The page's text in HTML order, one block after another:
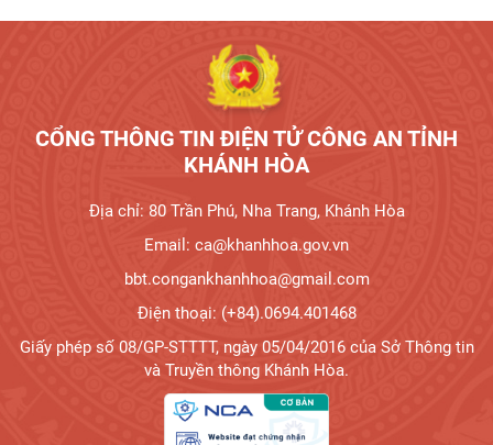
CỔNG THÔNG TIN ĐIỆN TỬ CÔNG AN TỈNH
KHÁNH HÒA
Địa chỉ: 80 Trần Phú, Nha Trang, Khánh Hòa
Email: ca@khanhhoa.gov.vn
bbt.congankhanhhoa@gmail.com
Điện thoại: (+84).0694.401468
Giấy phép số 08/GP-STTTT, ngày 05/04/2016 của Sở Thông tin
và Truyền thông Khánh Hòa.